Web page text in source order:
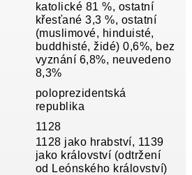
katolické 81 %, ostatní
křesťané 3,3 %, ostatní
(muslimové, hinduisté,
buddhisté, židé) 0,6%, bez
vyznání 6,8%, neuvedeno
8,3%
poloprezidentská
republika
1128
1128 jako hrabství, 1139
jako království (odtržení
od Leónského království)